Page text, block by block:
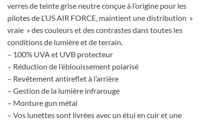
verres de teinte grise neutre conçue à l’origine pour les
pilotes de L’US AIR FORCE, maintient une distribution »
vraie » des couleurs et des contrastes dans toutes les
conditions de lumière et de terrain.
– 100% UVA et UVB protecteur
– Réduction de l’éblouissement polarisé
– Revêtement antireflet à l’arrière
– Gestion de la lumière infrarouge
– Monture gun métal
– Vos lunettes sont livrées avec un étui en cuir et une